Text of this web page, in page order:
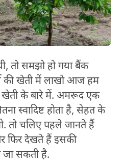
तो समझो हो गया बैंक
की खेती में लाखो आज हम
के बारे में. अमरूद एक
स्वादिष्ट होता है, सेहत के
तो चलिए पहले जानते हैं
फिर देखते हैं इसकी
जा सकती है.